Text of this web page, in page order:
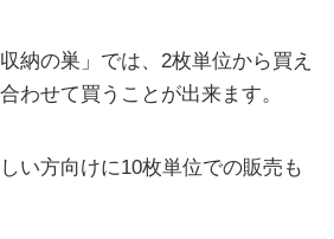
納の巣」では、2枚単位から買え
わせて買うことが出来ます。
い方向けに10枚単位での販売も